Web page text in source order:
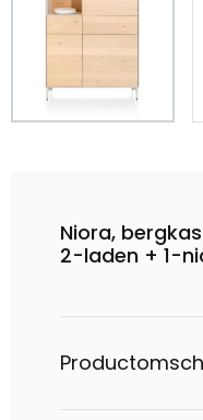
Niora,
2-laden + 1-